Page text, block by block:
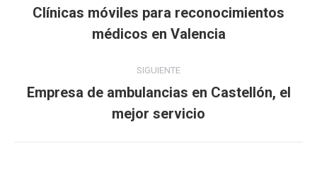
entre
publicaciones
Publicación
anterior:
Clínicas móviles para reconocimientos
médicos en Valencia
SIGUIENTE
Publicación
siguiente:
Empresa de ambulancias en Castellón, el
mejor servicio